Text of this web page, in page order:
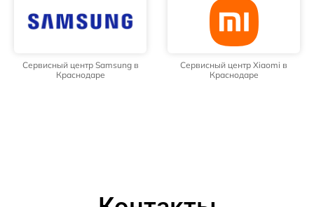
Сервисный центр Samsung в
Краснодаре
Сервисный центр Xiaomi в
Краснодаре